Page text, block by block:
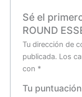
Sé el
ROUND
Tu dirección de
publicada. Los
con *
Tu puntuación